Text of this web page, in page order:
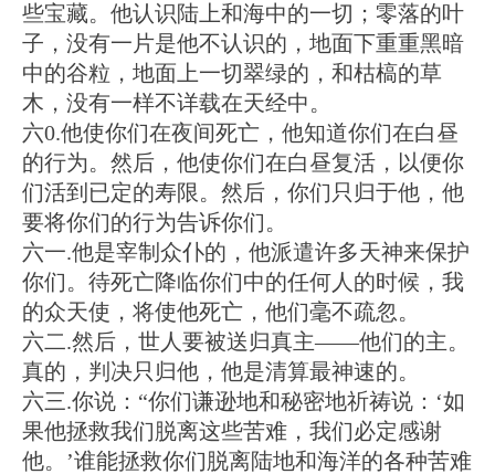
些宝藏。他认识陆上和海中的一切；零落的叶
子，没有一片是他不认识的，地面下重重黑暗
中的谷粒，地面上一切翠绿的，和枯槁的草
木，没有一样不详载在天经中。
六0.他使你们在夜间死亡，他知道你们在白昼
的行为。然后，他使你们在白昼复活，以便你
们活到已定的寿限。然后，你们只归于他，他
要将你们的行为告诉你们。
六一.他是宰制众仆的，他派遣许多天神来保护
你们。待死亡降临你们中的任何人的时候，我
的众天使，将使他死亡，他们毫不疏忽。
六二.然后，世人要被送归真主——他们的主。
真的，判决只归他，他是清算最神速的。
六三.你说：“你们谦逊地和秘密地祈祷说：‘如
果他拯救我们脱离这些苦难，我们必定感谢
他。’谁能拯救你们脱离陆地和海洋的各种苦难